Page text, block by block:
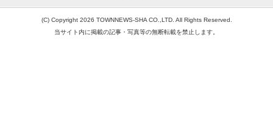
(C) Copyright 2026 TOWNNEWS-SHA CO.,LTD. All Rights Reserved.
当サイト内に掲載の記事・写真等の無断転載を禁止します。